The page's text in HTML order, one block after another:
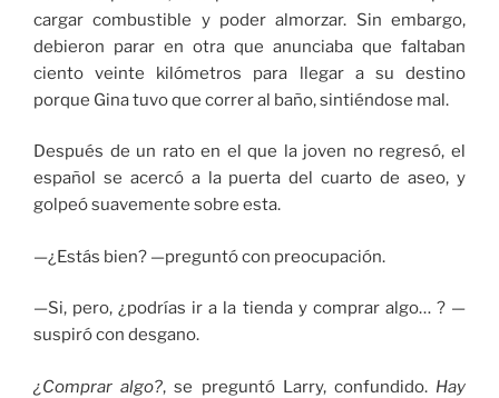
cargar combustible y poder almorzar. Sin embargo,
debieron parar en otra que anunciaba que faltaban
ciento veinte kilómetros para llegar a su destino
porque Gina tuvo que correr al baño, sintiéndose mal.
Después de un rato en el que la joven no regresó, el
español se acercó a la puerta del cuarto de aseo, y
golpeó suavemente sobre esta.
—¿Estás bien? —preguntó con preocupación.
—Si, pero, ¿podrías ir a la tienda y comprar algo… ? —
suspiró con desgano.
¿Comprar algo?, se preguntó Larry, confundido. Hay